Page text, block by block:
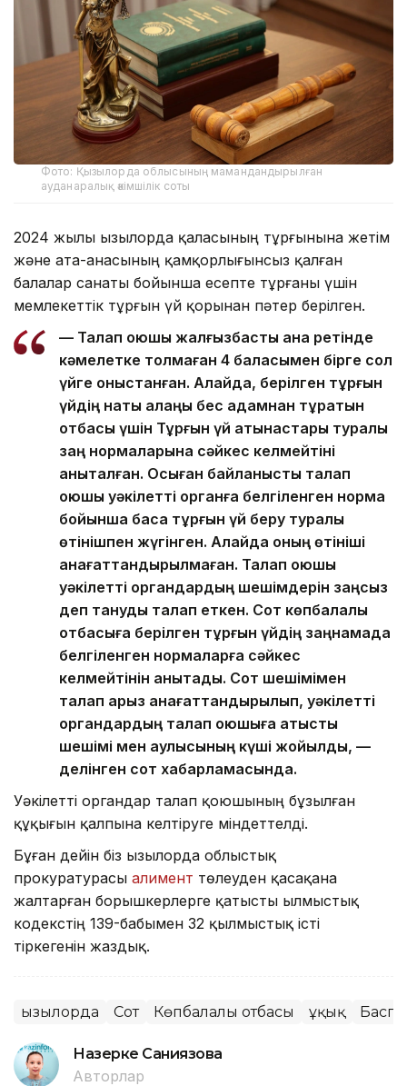
Фото: Қызылорда облысының мамандандырылған
ауданаралық әкімшілік соты
2024 жылы Қызылорда қаласының тұрғынына жетім
және ата-анасының қамқорлығынсыз қалған
балалар санаты бойынша есепте тұрғаны үшін
мемлекеттік тұрғын үй қорынан пәтер берілген.
— Талап қоюшы жалғызбасты ана ретінде
кәмелетке толмаған 4 баласымен бірге сол
үйге қоныстанған. Алайда, берілген тұрғын
үйдің нақты алаңы бес адамнан тұратын
отбасы үшін Тұрғын үй қатынастары туралы
заң нормаларына сәйкес келмейтіні
анықталған. Осыған байланысты талап
қоюшы уәкілетті органға белгіленген норма
бойынша басқа тұрғын үй беру туралы
өтінішпен жүгінген. Алайда оның өтініші
қанағаттандырылмаған. Талап қоюшы
уәкілетті органдардың шешімдерін заңсыз
деп тануды талап еткен. Сот көпбалалы
отбасыға берілген тұрғын үйдің заңнамада
белгіленген нормаларға сәйкес
келмейтінін анықтады. Сот шешімімен
талап арыз қанағаттандырылып, уәкілетті
органдардың талап қоюшыға қатысты
шешімі мен қаулысының күші жойылды, —
делінген сот хабарламасында.
Уәкілетті органдар талап қоюшының бұзылған
құқығын қалпына келтіруге міндеттелді.
Бұған дейін біз Қызылорда облыстық
прокуратурасы алимент төлеуден қасақана
жалтарған борышкерлерге қатысты Қылмыстық
кодекстің 139-бабымен 32 қылмыстық істі
тіркегенін жаздық.
Қызылорда Сот Көпбалалы отбасы Құқық
Назерке Саниязова
Авторлар